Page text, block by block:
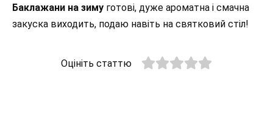
Баклажани на зиму готові, дуже ароматна і смачна
закуска виходить, подаю навіть на святковий стіл!
Оцініть статтю